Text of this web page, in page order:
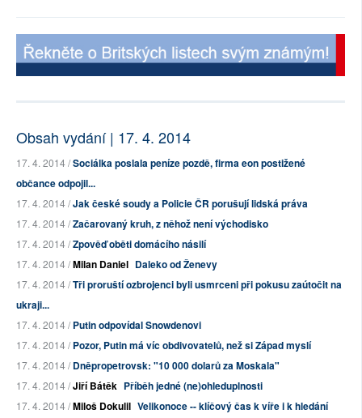
Obsah vydání | 17. 4. 2014
17. 4. 2014 /Sociálka poslala peníze pozdě, firma eon postižené
občance odpojil...
17. 4. 2014 /Jak české soudy a Policie ČR porušují lidská práva
17. 4. 2014 /Začarovaný kruh, z něhož není východisko
17. 4. 2014 /Zpověď oběti domácího násilí
17. 4. 2014 /Milan Daniel Daleko od Ženevy
17. 4. 2014 /Tři proruští ozbrojenci byli usmrceni při pokusu zaútočit na
ukraji...
17. 4. 2014 /Putin odpovídal Snowdenovi
17. 4. 2014 /Pozor, Putin má víc obdivovatelů, než si Západ myslí
17. 4. 2014 /Dněpropetrovsk: "10 000 dolarů za Moskala"
17. 4. 2014 /Jiří Bátěk Příběh jedné (ne)ohleduplnosti
17. 4. 2014 /Miloš Dokulil Velikonoce -- klíčový čas k víře i k hledání